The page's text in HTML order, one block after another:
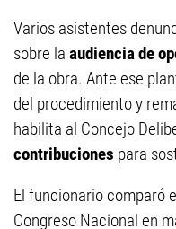
Varios asistentes
sobre la audiencia de
de la obra. Ante ese
del procedimiento y
habilita al Concejo
contribuciones para
El funcionario comparó
Congreso Nacional en